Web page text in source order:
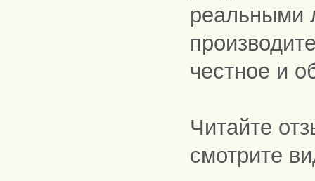
реальными
честное и
Читайте
смотрите